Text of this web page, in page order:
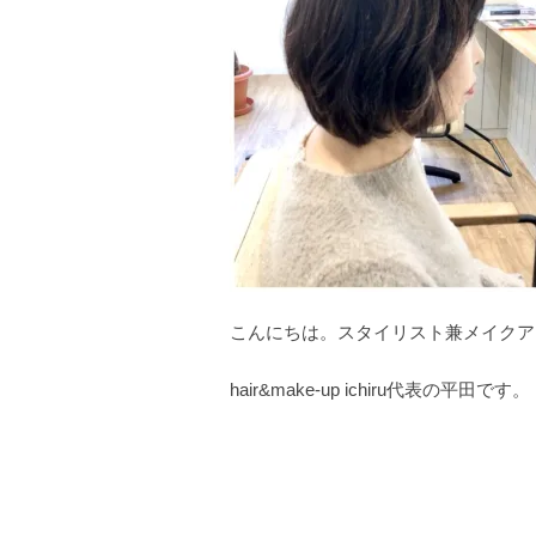
こんにちは。スタイリスト兼メイク
hair&make-up ichiru代表の平田です。